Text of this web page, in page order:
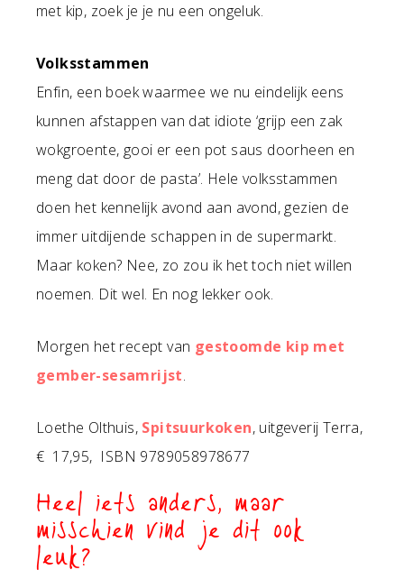
met kip, zoek je je nu een ongeluk.
Volksstammen
Enfin, een boek waarmee we nu eindelijk eens
kunnen afstappen van dat idiote ‘grijp een zak
wokgroente, gooi er een pot saus doorheen en
meng dat door de pasta’. Hele volksstammen
doen het kennelijk avond aan avond, gezien de
immer uitdijende schappen in de supermarkt.
Maar koken? Nee, zo zou ik het toch niet willen
noemen. Dit wel. En nog lekker ook.
Morgen het recept van gestoomde kip met
gember-sesamrijst.
Loethe Olthuis, Spitsuurkoken, uitgeverij Terra,
€ 17,95, ISBN 9789058978677
Heel iets anders, maar
misschien vind je dit ook
leuk?